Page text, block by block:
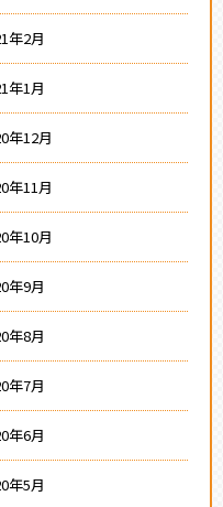
年2月
年1月
年12月
年11月
年10月
年9月
年8月
年7月
年6月
年5月